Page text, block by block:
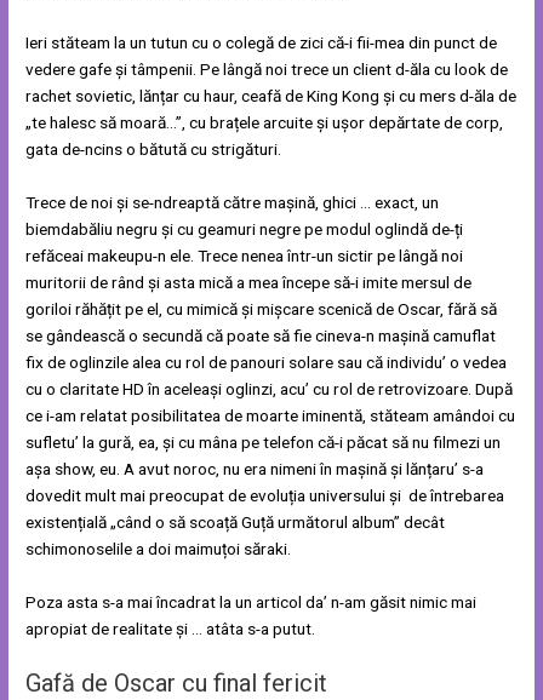
Ieri stăteam la un tutun cu o colegă de zici că-i fii-mea din punct de
vedere gafe și tâmpenii. Pe lângă noi trece un client d-ăla cu look de
rachet sovietic, lănțar cu haur, ceafă de King Kong și cu mers d-ăla de
„te halesc să moară…”, cu brațele arcuite și ușor depărtate de corp,
gata de-ncins o bătută cu strigături.
Trece de noi și se-ndreaptă către mașină, ghici … exact, un
biemdabăliu negru și cu geamuri negre pe modul oglindă de-ți
refăceai makeupu-n ele. Trece nenea într-un sictir pe lângă noi
muritorii de rând și asta mică a mea începe să-i imite mersul de
goriloi răhățit pe el, cu mimică și mișcare scenică de Oscar, fără să
se gândească o secundă că poate să fie cineva-n mașină camuflat
fix de oglinzile alea cu rol de panouri solare sau că individu’ o vedea
cu o claritate HD în aceleași oglinzi, acu’ cu rol de retrovizoare. După
ce i-am relatat posibilitatea de moarte iminentă, stăteam amândoi cu
sufletu’ la gură, ea, și cu mâna pe telefon că-i păcat să nu filmezi un
așa show, eu. A avut noroc, nu era nimeni în mașină și lănțaru’ s-a
dovedit mult mai preocupat de evoluția universului și de întrebarea
existențială „când o să scoață Guță următorul album” decât
schimonoselile a doi maimuțoi săraki.
Poza asta s-a mai încadrat la un articol da’ n-am găsit nimic mai
apropiat de realitate și … atâta s-a putut.
Gafă de Oscar cu final fericit